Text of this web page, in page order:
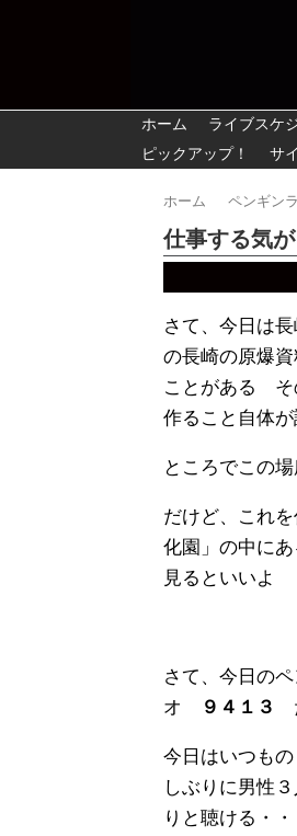
ホーム ライブスケ
ピックアップ！
サ
ホーム ペンギン
仕事する気
さて、今日は
の長崎の原爆
ことがある そ
作ること自体
ところでこの
だけど、これ
化園」の中に
見るといいよ
さて、今日の
オ
９４１３
今日はいつも
しぶりに男性
りと聴ける・